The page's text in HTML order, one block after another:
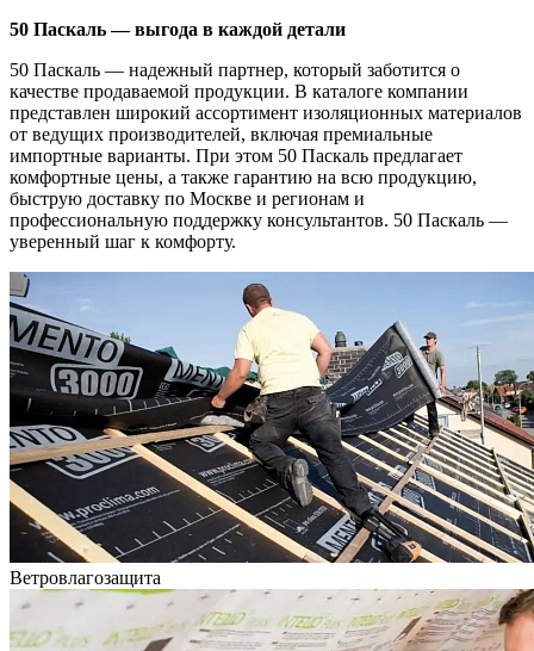
50 Паскаль — выгода в каждой детали
50 Паскаль — надежный партнер, который заботится о
качестве продаваемой продукции. В каталоге компании
представлен широкий ассортимент изоляционных материалов
от ведущих производителей, включая премиальные
импортные варианты. При этом 50 Паскаль предлагает
комфортные цены, а также гарантию на всю продукцию,
быструю доставку по Москве и регионам и
профессиональную поддержку консультантов. 50 Паскаль —
уверенный шаг к комфорту.
Ветровлагозащита